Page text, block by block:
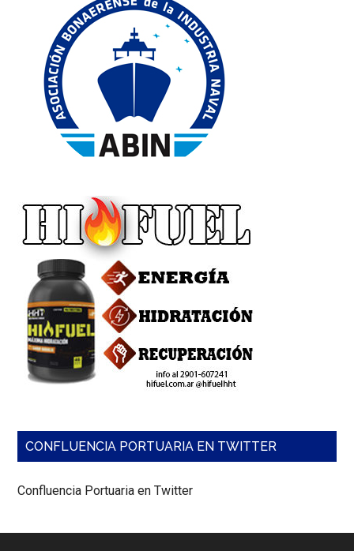
CONFLUENCIA PORTUARIA EN TWITTER
Confluencia Portuaria en Twitter